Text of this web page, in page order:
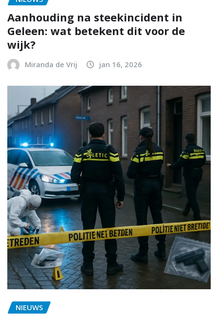
Aanhouding na steekincident in
Geleen: wat betekent dit voor de
wijk?
Miranda de Vrij jan 16, 2026
NIEUWS